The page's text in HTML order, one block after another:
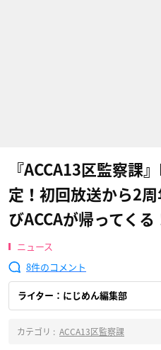
『ACCA13区監察課
定！初回放送から2
びACCAが帰ってくる
ニュース
8
ライター：にじめん編集部
カテゴリ : ACCA13区監察課